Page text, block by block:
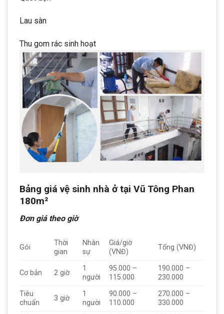
Lau sàn
Thu gom rác sinh hoạt
Bảng giá vệ sinh nhà ở tại Vũ Tông Phan
180m²
Đơn giá theo giờ
Gói
Thời
gian
Nhân
sự
Giá/giờ
(VNĐ)
Tổng (VNĐ)
Cơ bản 2 giờ
1
người
95.000 –
115.000
190.000 –
230.000
Tiêu
chuẩn
3 giờ
1
người
90.000 –
110.000
270.000 –
330.000